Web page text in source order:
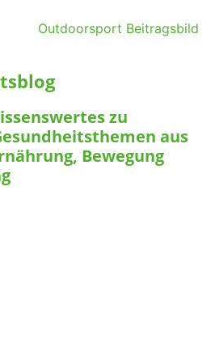
zu
aus
Bewegung